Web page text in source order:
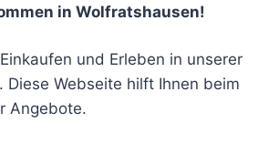
in Wolfratshausen!
und Erleben in unserer
Diese Webseite hilft Ihnen beim
Angebote.